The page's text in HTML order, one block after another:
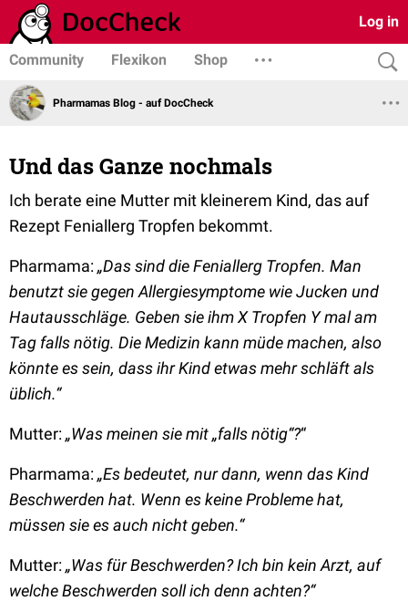
Log in
Community Flexikon Shop
Pharmamas Blog - auf DocCheck
Und das Ganze nochmals
Ich berate eine Mutter mit kleinerem Kind, das auf
Rezept Feniallerg Tropfen bekommt.
Pharmama:„Das sind die Feniallerg Tropfen. Man
benutzt sie gegen Allergiesymptome wie Jucken und
Hautausschläge. Geben sie ihm X Tropfen Y mal am
Tag falls nötig. Die Medizin kann müde machen, also
könnte es sein, dass ihr Kind etwas mehr schläft als
üblich.“
Mutter:„Was meinen sie mit „falls nötig“?“
Pharmama:„Es bedeutet, nur dann, wenn das Kind
Beschwerden hat. Wenn es keine Probleme hat,
müssen sie es auch nicht geben.“
Mutter:„Was für Beschwerden? Ich bin kein Arzt, auf
welche Beschwerden soll ich denn achten?“